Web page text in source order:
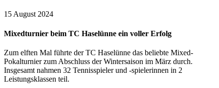
15 August 2024
Mixedturnier beim TC Haselünne ein voller Erfolg
Zum elften Mal führte der TC Haselünne das beliebte Mixed-
Pokalturnier zum Abschluss der Wintersaison im März durch.
Insgesamt nahmen 32 Tennisspieler und -spielerinnen in 2
Leistungsklassen teil.